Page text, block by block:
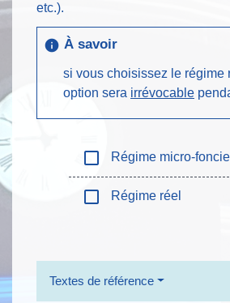
etc.).
info À savoir
si vous choisissez le régime
option sera irrévocable
check_box_outline_blank Régime micro-
check_box_outline_blank Régime réel
Textes de référence